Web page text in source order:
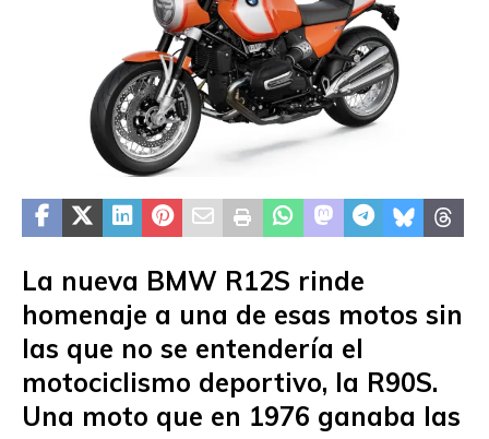
La nueva BMW R12S rinde
homenaje a una de esas motos sin
las que no se entendería el
motociclismo deportivo, la R90S.
Una moto que en 1976 ganaba las